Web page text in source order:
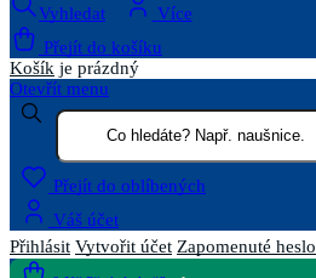
Vyhledat
Více
Přejít do košíku
Košík je prázdný
Otevřít menu
Přejít do oblíbených
Váš účet
Přihlásit Vytvořit účet Zapomenuté heslo